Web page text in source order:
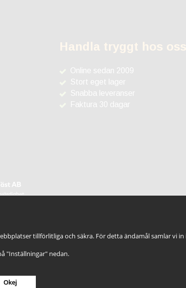
Handla tryggt hos oss
Online sedan 2009
Stort eget lager
Snabba leveranser
Faktura 30 dagar
tillförlitliga och säkra. För detta ändamål samlar vi
"Inställningar" nedan.
Okej